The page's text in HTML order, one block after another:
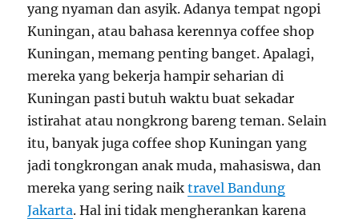
yang nyaman dan asyik. Adanya tempat ngopi
Kuningan, atau bahasa kerennya coffee shop
Kuningan, memang penting banget. Apalagi,
mereka yang bekerja hampir seharian di
Kuningan pasti butuh waktu buat sekadar
istirahat atau nongkrong bareng teman. Selain
itu, banyak juga coffee shop Kuningan yang
jadi tongkrongan anak muda, mahasiswa, dan
mereka yang sering naiktravel Bandung
Jakarta. Hal ini tidak mengherankan karena